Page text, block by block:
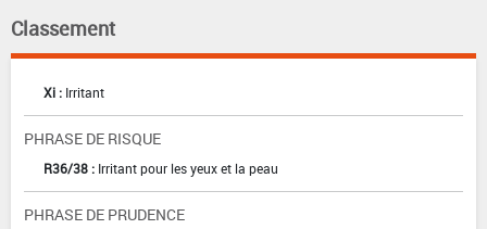
Classement
Xi : Irritant
PHRASE DE RISQUE
R36/38 : Irritant pour les yeux et la peau
PHRASE DE PRUDENCE